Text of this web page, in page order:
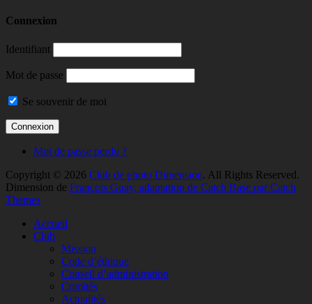
Connexion
Identifiant
Mot de passe
Se souvenir de moi
Mot de passe perdu ?
Copyright © 2026 Club de photo Dimension. All Rights Reserved.
Dimension de François Guay, adaptation de Catch Base par Catch
Themes
remonterAccueil
Club
Mission
Code d’éthique
Conseil d’administration
Comités
Actualités